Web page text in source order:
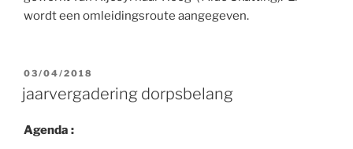
wordt een omleidingsroute aangegeven.
GEPLAATST
OP
03/04/2018
jaarvergadering dorpsbelang
Agenda :